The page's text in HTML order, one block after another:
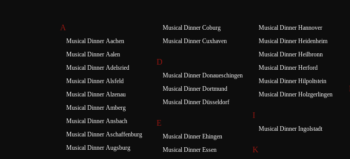
A
Musical Dinner Aachen
Musical Dinner Aalen
Musical Dinner Adelsried
Musical Dinner Alsfeld
Musical Dinner Alzenau
Musical Dinner Amberg
Musical Dinner Ansbach
Musical Dinner Aschaffenburg
Musical Dinner Augsburg
Musical Dinner Coburg
Musical Dinner Cuxhaven
D
Musical Dinner Donaueschingen
Musical Dinner Dortmund
Musical Dinner Düsseldorf
E
Musical Dinner Ehingen
Musical Dinner Essen
Musical Dinner Hannover
Musical Dinner Heidenheim
Musical Dinner Heilbronn
Musical Dinner Herford
Musical Dinner Hilpoltstein
Musical Dinner Holzgerlingen
I
Musical Dinner Ingolstadt
K